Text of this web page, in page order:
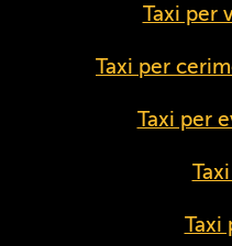
Taxi per
Taxi per
Taxi per
Taxi